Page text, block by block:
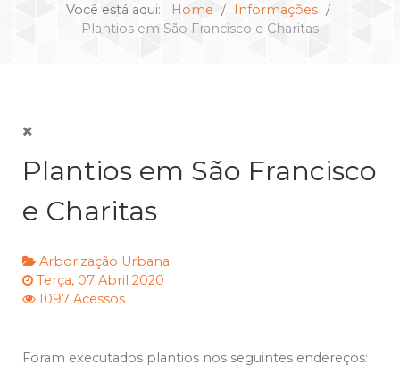
Você está aqui: Home
Informações
Plantios em São Francisco e Charitas
Plantios em São Francisco
e Charitas
Arborização Urbana
Terça, 07 Abril 2020
1097 Acessos
Foram executados plantios nos seguintes endereços: